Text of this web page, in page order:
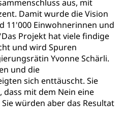
aus, mit
Damit wurde die Vision
11'000 Einwohnerinnen und
Projekt hat viele findige
und wird Spuren
Yvonne Schärli.
und die
sich enttäuscht. Sie
mit dem Nein eine
würden aber das Resultat
Kultur
Tourismus)
Denkmalpflege,
kulturelles Erbe,
Selektive
Kulturpreis,
Recherche,
Kunst, Theater/Tanz,
Förderfonds,
Kunst und Bau, Schule